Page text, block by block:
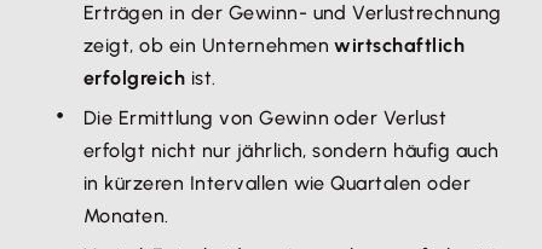
Erträgen in der Gewinn- und Verlustrechnung
zeigt, ob ein Unternehmenwirtschaftlich
erfolgreich ist.
Die Ermittlung von Gewinn oder Verlust
erfolgt nicht nur jährlich, sondern häufig auch
in kürzeren Intervallen wie Quartalen oder
Monaten.